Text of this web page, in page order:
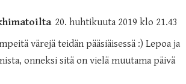
20. huhtikuuta 2019 klo 21.43
värejä teidän pääsiäisessä :) Lepoa ja
onneksi sitä on vielä muutama päivä